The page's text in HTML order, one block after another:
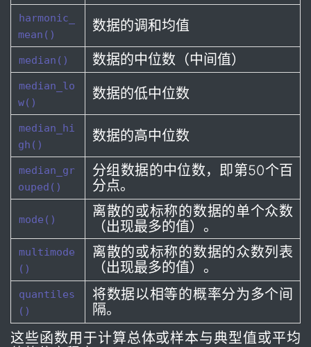
harmonic_
mean()
数据的调和均值
median() 数据的中位数（中间值）
median_lo
w()
数据的低中位数
median_hi
gh()
数据的高中位数
median_gr
ouped()
分组数据的中位数，即第50个百
分点。
mode()
离散的或标称的数据的单个众数
（出现最多的值）。
multimode
()
离散的或标称的数据的众数列表
（出现最多的值）。
quantiles
()
将数据以相等的概率分为多个间
隔。
这些函数用于计算总体或样本与典型值或平均